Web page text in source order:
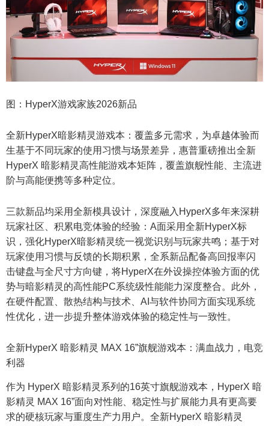
图：HyperX游戏家族2026新品
全新HyperX暗影精灵游戏本：覆盖多元需求，为卓越体验而
生基于不同玩家的使用习惯与场景差异，惠普重磅推出全新
HyperX 暗影精灵高性能游戏本矩阵，覆盖旗舰性能、主流进
阶与高能便携等多种定位。
三款新品均采用全新模具设计，深度融入HyperX多年来深耕
玩家社区、积累电竞体验的经验：A面采用全新HyperX标
识，强化HyperX暗影精灵统一视觉识别与玩家共鸣；基于对
玩家使用习惯与反馈的长期积累，全系新品配备高回报率闪
击键盘与全尺寸方向键，将HyperX在外设操控体验方面的优
势与暗影精灵的高性能PC系统级性能能力深度整合。此外，
在硬件配置、散热结构与技术、AI与软件协同方面实现系统
性优化，进一步提升整体游戏体验的稳定性与一致性。
全新HyperX 暗影精灵 MAX 16”旗舰游戏本：满血战力，电竞
利器
作为 HyperX 暗影精灵系列的16英寸旗舰游戏本，HyperX 暗
影精灵 MAX 16”面向对性能、稳定性与扩展能力具有更高要
求的硬核玩家与重度生产力用户。全新HyperX 暗影精灵